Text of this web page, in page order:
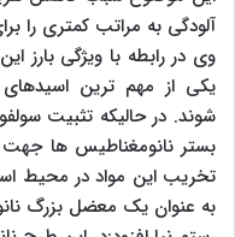
آلودگی به مراتب کمتری را
وی در رابطه با ویژگی بارز
یکی از مهم ترین
شوند. در حالیکه تثبیت
بستر نانومغناطیس ها جهت
تخریب این مواد در محیط
به عنوان یک معضل بزرگ